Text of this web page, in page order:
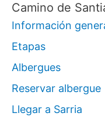
Camino de
Información
Etapas
Albergues
Reservar albergue
Llegar a Sarria